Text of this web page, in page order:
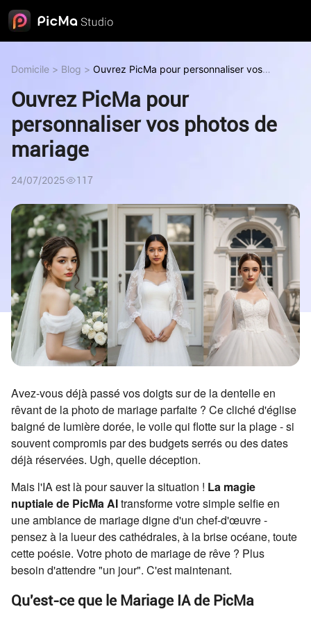
Domicile > Blog > Ouvrez PicMa pour personnaliser vos
Ouvrez PicMa pour
personnaliser vos photos de
mariage
24/07/2025 117
Avez-vous déjà passé vos doigts sur de la dentelle en
rêvant de la photo de mariage parfaite ? Ce cliché d'église
baigné de lumière dorée, le voile qui flotte sur la plage - si
souvent compromis par des budgets serrés ou des dates
déjà réservées. Ugh, quelle déception.
Mais l'IA est là pour sauver la situation ! La magie
nuptiale de PicMa AItransforme votre simple selfie en
une ambiance de mariage digne d'un chef-d'œuvre -
pensez à la lueur des cathédrales, à la brise océane, toute
cette poésie. Votre photo de mariage de rêve ? Plus
besoin d'attendre "un jour". C'est maintenant.
Qu'est-ce que le Mariage IA de PicMa